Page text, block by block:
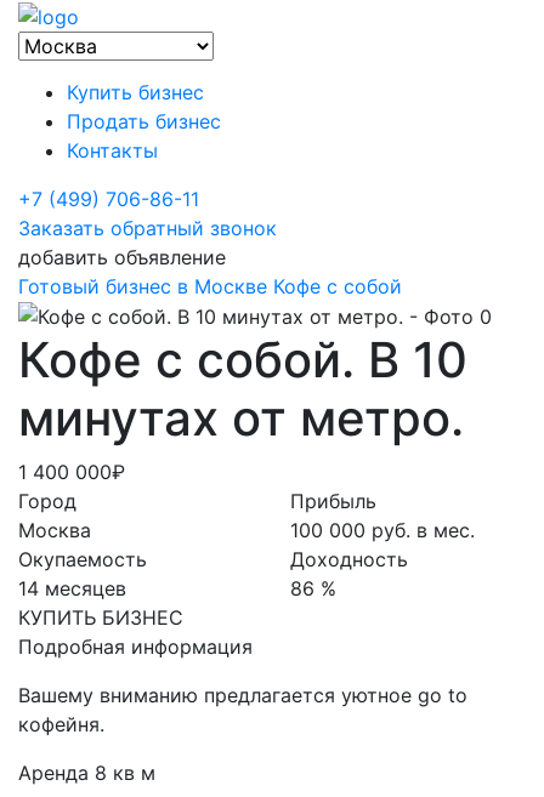
Купить бизнес
Продать бизнес
Контакты
+7 (499) 706-86-11
Заказать обратный звонок
добавить объявление
Готовый бизнес в Москве Кофе с собой
Кофе с собой. В 10
минутах от метро.
1 400 000₽
Город
Москва
Окупаемость
14 месяцев
КУПИТЬ БИЗНЕС
Прибыль
100 000 руб. в мес.
Доходность
86 %
Подробная информация
Вашему вниманию предлагается уютное go to
кофейня.
Аренда 8 кв м